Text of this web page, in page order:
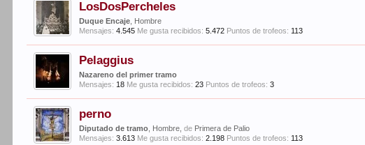
LosDosPercheles
Duque Encaje , Hombre
Mensajes: 4.545 Me gusta recibidos: 5.472 Puntos de trofeos: 113
Pelaggius
Nazareno del primer tramo
Mensajes: 18 Me gusta recibidos: 23 Puntos de trofeos: 3
perno
Diputado de tramo , Hombre,de Primera de Palio
Mensajes: 3.613 Me gusta recibidos: 2.198 Puntos de trofeos: 113